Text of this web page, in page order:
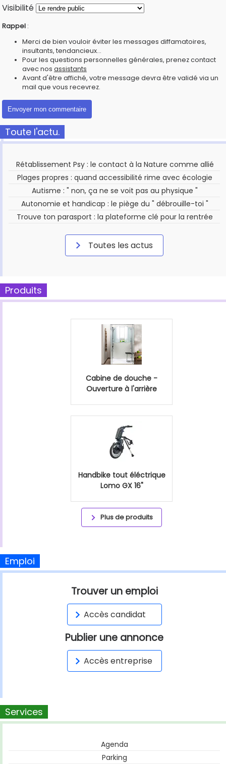
Visibilité
Rappel :
Merci de bien vouloir éviter les messages diffamatoires,
insultants, tendancieux...
Pour les questions personnelles générales, prenez contact
avec nos assistants
Avant d'être affiché, votre message devra être validé via un
mail que vous recevrez.
Toute l'actu.
Rétablissement Psy : le contact à la Nature comme allié
Plages propres : quand accessibilité rime avec écologie
Autisme : " non, ça ne se voit pas au physique "
Autonomie et handicap : le piège du " débrouille-toi "
Trouve ton parasport : la plateforme clé pour la rentrée
Toutes les actus
Produits
Cabine de douche -
Ouverture à l'arrière
Handbike tout éléctrique
Lomo GX 16"
Plus de produits
Emploi
Trouver un emploi
Accès candidat
Publier une annonce
Accès entreprise
Services
Agenda
Parking